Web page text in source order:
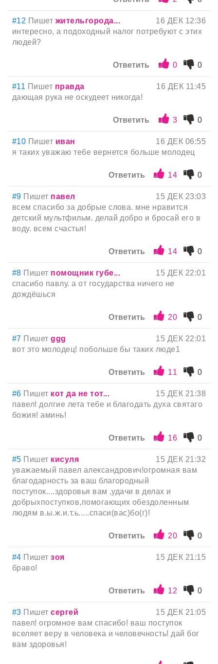
#12 Пишет жительгорода...
16 ДЕК 12:36
интересно, а подоходный налог потребуют с этих
людей?
Ответить 0 0
#11 Пишет правда
16 ДЕК 11:45
дающая рука не оскудеет никогда!
Ответить 3 0
#10 Пишет иван
16 ДЕК 06:55
я таких уважаю тебе вернется больше молодец
Ответить 14 0
#9 Пишет павел
15 ДЕК 23:03
всем спасибо за добрые слова. мне нравится
детский мультфильм. делай добро и бросай его в
воду. всем счастья!
Ответить 14 0
#8 Пишет помощник губе...
15 ДЕК 22:01
спасибо павлу. а от государства ничего не
дождёшься
Ответить 20 0
#7 Пишетggg
15 ДЕК 22:01
вот это молодец! побольше бы таких люде1
Ответить 11 0
#6 Пишет кот да не тот...
15 ДЕК 21:38
павел! долгие лета тебе и благодать духа святаго
божия! аминь!
Ответить 16 0
#5 Пишет кисуля
15 ДЕК 21:32
уважаемый павел александрович!огромная вам
благодарность за ваш благородный
поступок....здоровья вам ,удачи в делах и
добрыхпоступков,помогающих обездоленным
людям в.ы.ж.и.т.ь.....спаси(вас)бо(г)!
Ответить 20 0
#4 Пишетзоя
15 ДЕК 21:15
браво!
Ответить 12 0
#3 Пишетсергей
15 ДЕК 21:05
павел! огромное вам спасибо! ваш поступок
вселяет веру в человека и человечность! дай бог
вам здоровья!